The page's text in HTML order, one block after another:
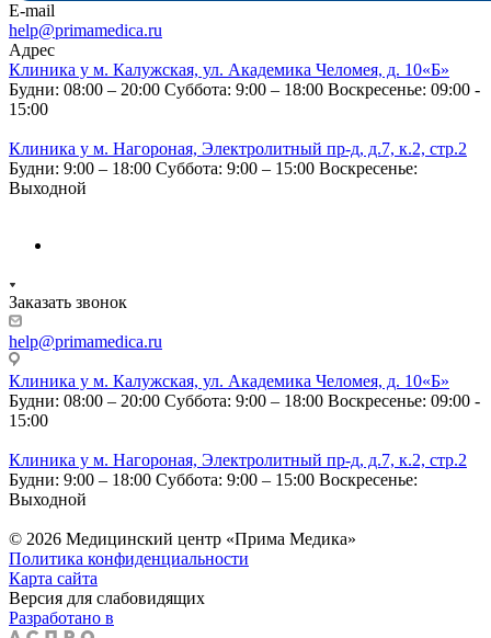
E-mail
help@primamedica.ru
Адрес
Клиника у м. Калужская, ул. Академика Челомея, д. 10«Б»
Будни: 08:00 – 20:00 Суббота: 9:00 – 18:00 Воскресенье: 09:00 -
15:00
Клиника у м. Нагороная, Электролитный пр-д, д.7, к.2, стр.2
Будни: 9:00 – 18:00 Суббота: 9:00 – 15:00 Воскресенье:
Выходной
Заказать звонок
help@primamedica.ru
Клиника у м. Калужская, ул. Академика Челомея, д. 10«Б»
Будни: 08:00 – 20:00 Суббота: 9:00 – 18:00 Воскресенье: 09:00 -
15:00
Клиника у м. Нагороная, Электролитный пр-д, д.7, к.2, стр.2
Будни: 9:00 – 18:00 Суббота: 9:00 – 15:00 Воскресенье:
Выходной
© 2026 Медицинский центр «Прима Медика»
Политика конфиденциальности
Карта сайта
Версия для слабовидящих
Разработано в